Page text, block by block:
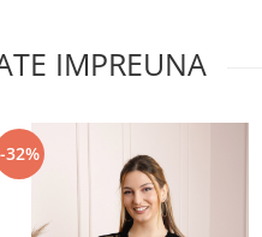
IMPREUNA
-32%